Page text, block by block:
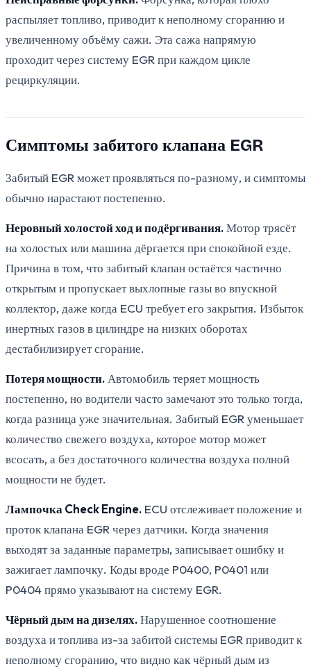
распыляет топливо, приводит к неполному сгоранию и
увеличенному объёму сажи. Эта сажа напрямую
проходит через систему EGR при каждом цикле
рециркуляции.
Симптомы забитого клапана EGR
Забитый EGR может проявляться по-разному, и симптомы
обычно нарастают постепенно.
Неровный холостой ход и подёргивания.Мотор трясёт
на холостых или машина дёргается при спокойной езде.
Причина в том, что забитый клапан остаётся частично
открытым и пропускает выхлопные газы во впускной
коллектор, даже когда ECU требует его закрытия. Избыток
инертных газов в цилиндре на низких оборотах
дестабилизирует сгорание.
Потеря мощности. Автомобиль теряет мощность
постепенно, но водители часто замечают это только тогда,
когда разница уже значительная. Забитый EGR уменьшает
количество свежего воздуха, которое мотор может
всосать, а без достаточного количества воздуха полной
мощности не будет.
Лампочка Check Engine. ECU отслеживает положение и
проток клапана EGR через датчики. Когда значения
выходят за заданные параметры, записывает ошибку и
зажигает лампочку. Коды вроде P0400, P0401 или
P0404 прямо указывают на систему EGR.
Чёрный дым на дизелях.Нарушенное соотношение
воздуха и топлива из-за забитой системы EGR приводит к
неполному сгоранию, что видно как чёрный дым из